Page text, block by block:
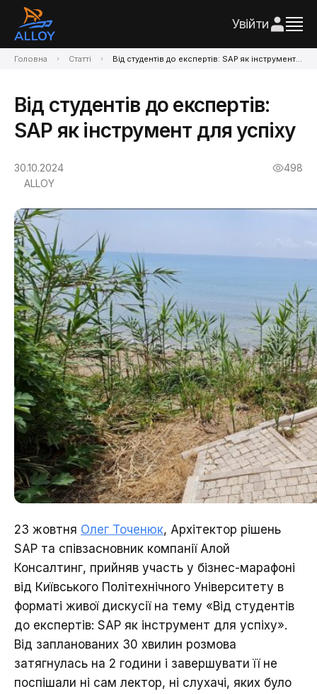
Увійти
Головна Статті Від студентів до експертів: SAP як інструмент для успіху
Від студентів до експертів:
SAP як інструмент для успіху
30.10.2024
ALLOY
498
23 жовтня Олег Точенюк, Архітектор рішень
SAP та співзасновник компанії Алой
Консалтинг, прийняв участь у бізнес-марафоні
від Київського Політехнічного Університету в
форматі живої дискусії на тему «Від студентів
до експертів: SAP як інструмент для успіху».
Від запланованих 30 хвилин розмова
затягнулась на 2 години і завершувати її не
поспішали ні сам лектор, ні слухачі, яких було